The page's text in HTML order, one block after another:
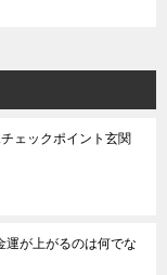
ェックポイント玄関
が上がるのは何でな